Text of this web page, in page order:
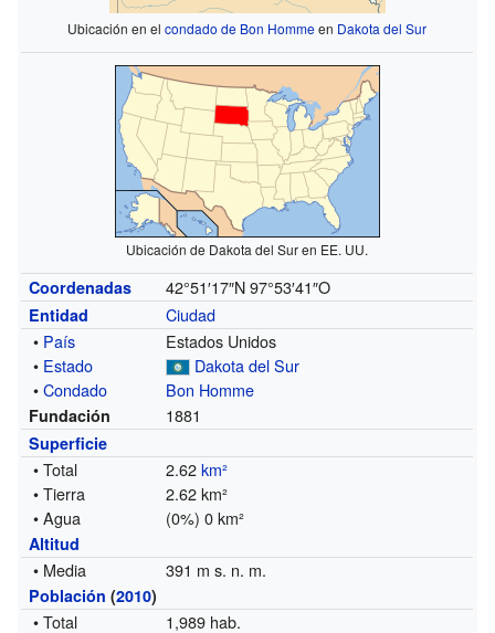
Ubicación en elcondado de Bon Hommeen Dakota del Sur
Ubicación de Dakota del Sur en EE. UU.
Coordenadas 42°51′17″N 97°53′41″O
Entidad
Ciudad
• País
Estados Unidos
• Estado
Dakota del Sur
•Condado Bon Homme
Fundación 1881
Superficie
• Total 2.62km²
• Tierra
2.62 km²
• Agua
(0%) 0 km²
Altitud
• Media 391 m s. n. m.
Población (2010)
• Total
1,989 hab.